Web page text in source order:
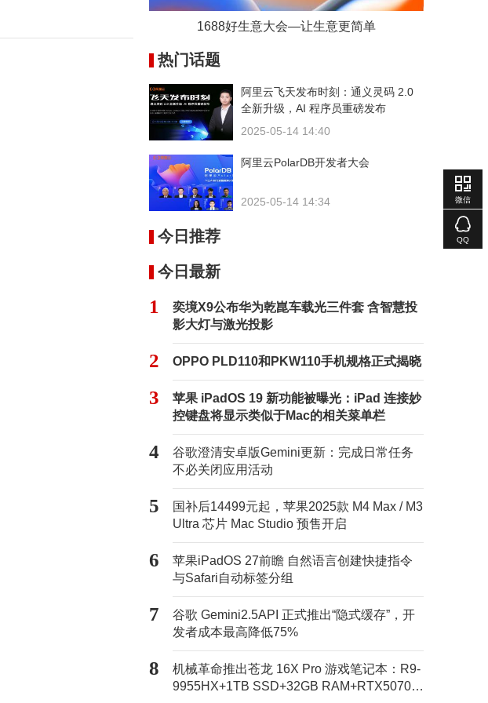
1688好生意大会—让生意更简单
热门话题
阿里云飞天发布时刻：通义灵码 2.0
全新升级，AI 程序员重磅发布
2025-05-14 14:40
阿里云PolarDB开发者大会
2025-05-14 14:34
今日推荐
今日最新
1
奕境X9公布华为乾崑车载光三件套 含智慧投
影大灯与激光投影
2 OPPO PLD110和PKW110手机规格正式揭晓
3
苹果 iPadOS 19 新功能被曝光：iPad 连接妙
控键盘将显示类似于Mac的相关菜单栏
4
谷歌澄清安卓版Gemini更新：完成日常任务
不必关闭应用活动
5
国补后14499元起，苹果2025款 M4 Max / M3
Ultra 芯片 Mac Studio 预售开启
6
苹果iPadOS 27前瞻 自然语言创建快捷指令
与Safari自动标签分组
7
谷歌 Gemini2.5API 正式推出“隐式缓存”，开
发者成本最高降低75%
8
机械革命推出苍龙 16X Pro 游戏笔记本：R9-
9955HX+1TB SSD+32GB RAM+RTX5070Ti
微信
QQ